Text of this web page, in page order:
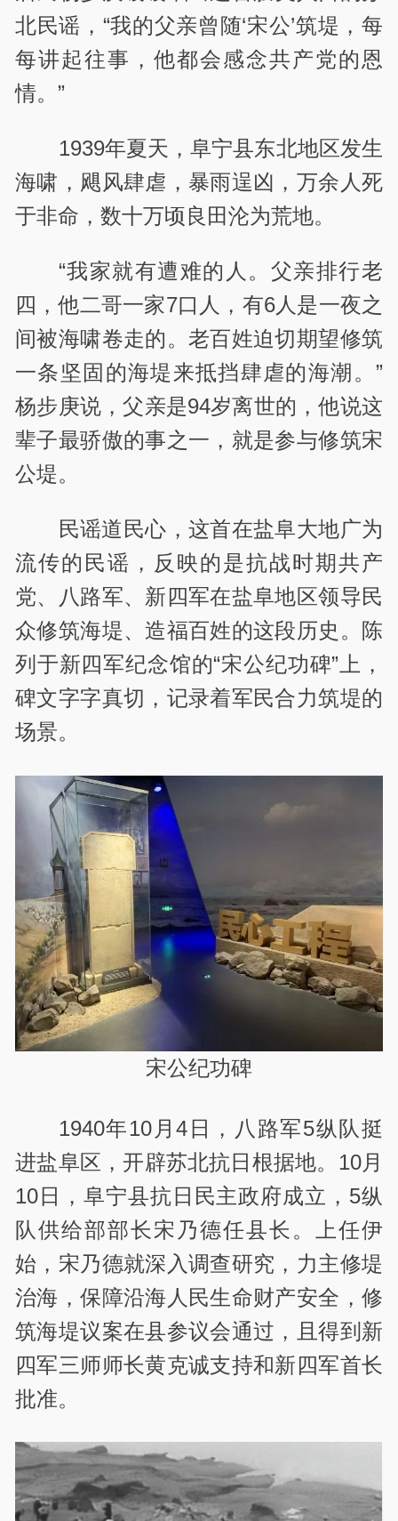
北民谣，“我的父亲曾随‘宋公’筑堤，每
每讲起往事，他都会感念共产党的恩
情。”
1939年夏天，阜宁县东北地区发生
海啸，飓风肆虐，暴雨逞凶，万余人死
于非命，数十万顷良田沦为荒地。
“我家就有遭难的人。父亲排行老
四，他二哥一家7口人，有6人是一夜之
间被海啸卷走的。老百姓迫切期望修筑
一条坚固的海堤来抵挡肆虐的海潮。”
杨步庚说，父亲是94岁离世的，他说这
辈子最骄傲的事之一，就是参与修筑宋
公堤。
民谣道民心，这首在盐阜大地广为
流传的民谣，反映的是抗战时期共产
党、八路军、新四军在盐阜地区领导民
众修筑海堤、造福百姓的这段历史。陈
列于新四军纪念馆的“宋公纪功碑”上，
碑文字字真切，记录着军民合力筑堤的
场景。
宋公纪功碑
1940年10月4日，八路军5纵队挺
进盐阜区，开辟苏北抗日根据地。10月
10日，阜宁县抗日民主政府成立，5纵
队供给部部长宋乃德任县长。上任伊
始，宋乃德就深入调查研究，力主修堤
治海，保障沿海人民生命财产安全，修
筑海堤议案在县参议会通过，且得到新
四军三师师长黄克诚支持和新四军首长
批准。